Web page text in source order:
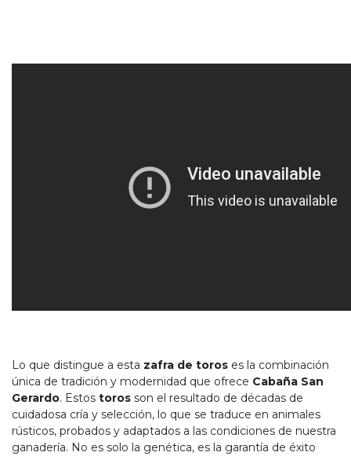
Lo que distingue a esta zafra de toros es la combinación
única de tradición y modernidad que ofrece Cabaña San
Gerardo. Estos toros son el resultado de décadas de
cuidadosa cría y selección, lo que se traduce en animales
rústicos, probados y adaptados a las condiciones de nuestra
ganadería. No es solo la genética, es la garantía de éxito